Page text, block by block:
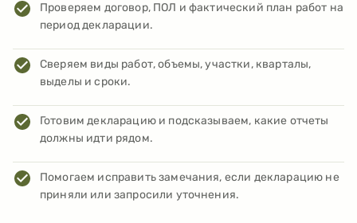
Проверяем договор, ПОЛ и фактический план работ на
период декларации.
Сверяем виды работ, объемы, участки, кварталы,
выделы и сроки.
Готовим декларацию и подсказываем, какие отчеты
должны идти рядом.
Помогаем исправить замечания, если декларацию не
приняли или запросили уточнения.